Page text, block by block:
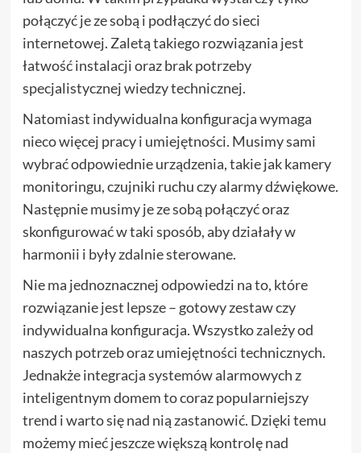
połączyć je ze sobą i podłączyć do sieci
internetowej. Zaletą takiego rozwiązania jest
łatwość instalacji oraz brak potrzeby
specjalistycznej wiedzy technicznej.
Natomiast indywidualna konfiguracja wymaga
nieco więcej pracy i umiejętności. Musimy sami
wybrać odpowiednie urządzenia, takie jak kamery
monitoringu, czujniki ruchu czy alarmy dźwiękowe.
Następnie musimy je ze sobą połączyć oraz
skonfigurować w taki sposób, aby działały w
harmonii i były zdalnie sterowane.
Nie ma jednoznacznej odpowiedzi na to, które
rozwiązanie jest lepsze – gotowy zestaw czy
indywidualna konfiguracja. Wszystko zależy od
naszych potrzeb oraz umiejętności technicznych.
Jednakże integracja systemów alarmowych z
inteligentnym domem to coraz popularniejszy
trend i warto się nad nią zastanowić. Dzięki temu
możemy mieć jeszcze większą kontrolę nad